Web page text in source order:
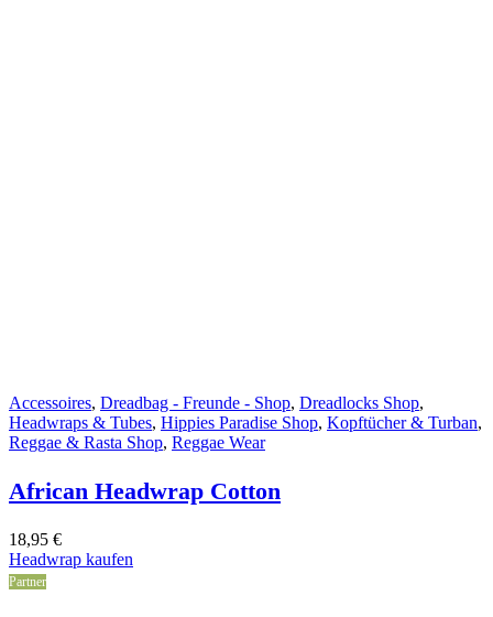
Accessoires, Dreadbag - Freunde - Shop, Dreadlocks Shop,
Headwraps & Tubes, Hippies Paradise Shop, Kopftücher & Turban,
Reggae & Rasta Shop, Reggae Wear
African Headwrap Cotton
18,95 €
Headwrap kaufen
Partner